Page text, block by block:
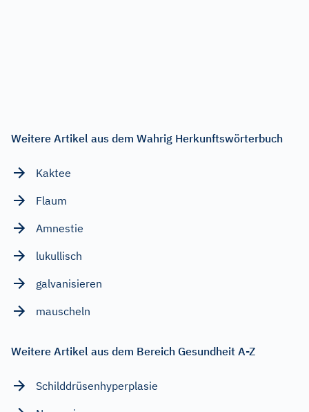
Weitere Artikel aus dem Wahrig Herkunftswörterbuch
Kaktee
Flaum
Amnestie
lukullisch
galvanisieren
mauscheln
Weitere Artikel aus dem Bereich Gesundheit A-Z
Schilddrüsenhyperplasie